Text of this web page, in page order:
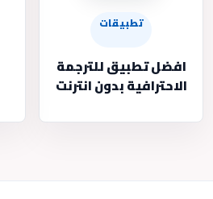
تطبيقات
افضل تطبيق للترجمة
الاحترافية بدون انترنت